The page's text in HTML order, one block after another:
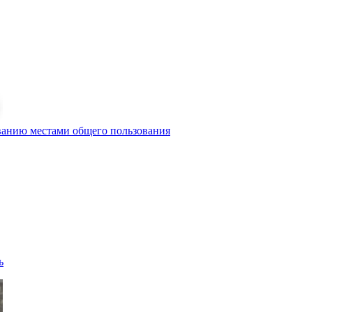
местами общего пользования